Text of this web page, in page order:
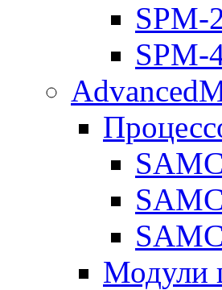
SPM-
SPM-
Модули